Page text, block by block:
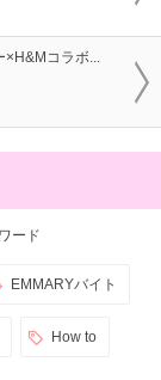
×H&Mコラボ...
ード
EMMARYバイト
How to